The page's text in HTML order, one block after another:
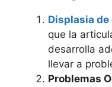
Displasia de
que la
desarrolla
llevar a
Problemas